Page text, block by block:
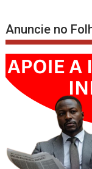
Anuncie no